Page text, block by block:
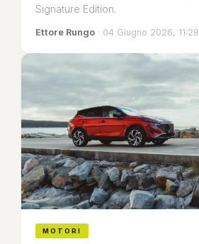
Signature Edition.
Ettore Rungo · 04 Giugno 2026, 11:28
MOTORI